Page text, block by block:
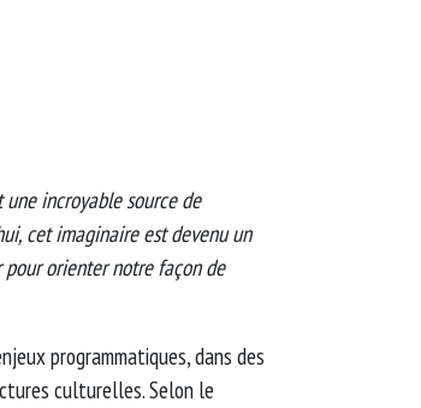
incroyable source de
cet imaginaire est devenu un
orienter notre façon de
programmatiques, dans des
culturelles. Selon le